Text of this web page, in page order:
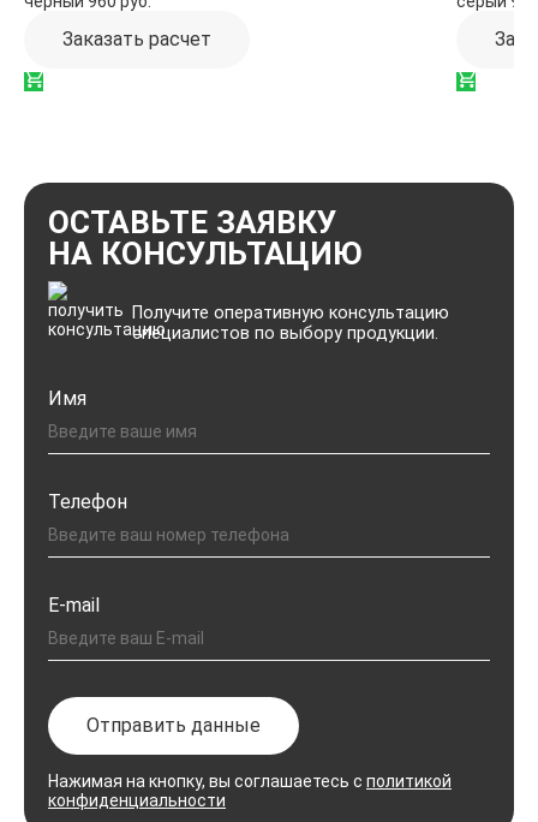
Заказать расчет
ОСТАВЬТЕ ЗАЯВКУ
НА КОНСУЛЬТАЦИЮ
Получите оперативную консультацию
специалистов по выбору продукции.
Имя
Телефон
E-mail
Отправить данные
Нажимая на кнопку, вы соглашаетесь с политикой
конфиденциальности